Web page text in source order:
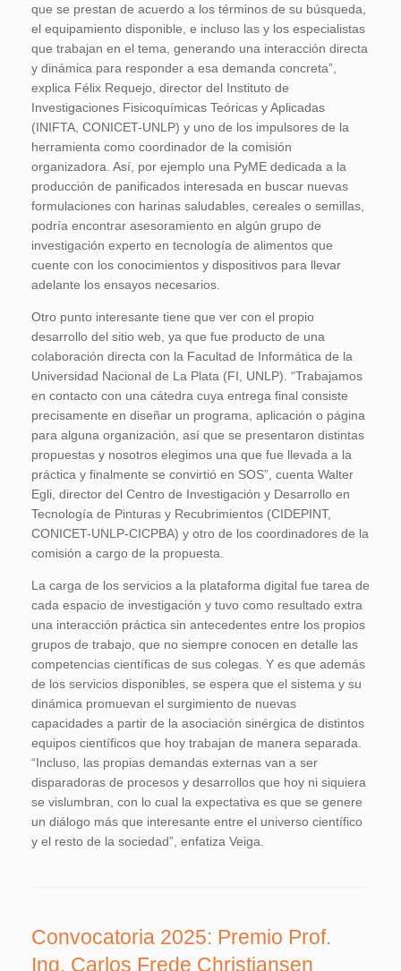
que se prestan de acuerdo a los términos de su búsqueda,
el equipamiento disponible, e incluso las y los especialistas
que trabajan en el tema, generando una interacción directa
y dinámica para responder a esa demanda concreta”,
explica Félix Requejo, director del Instituto de
Investigaciones Fisicoquímicas Teóricas y Aplicadas
(INIFTA, CONICET-UNLP) y uno de los impulsores de la
herramienta como coordinador de la comisión
organizadora. Así, por ejemplo una PyME dedicada a la
producción de panificados interesada en buscar nuevas
formulaciones con harinas saludables, cereales o semillas,
podría encontrar asesoramiento en algún grupo de
investigación experto en tecnología de alimentos que
cuente con los conocimientos y dispositivos para llevar
adelante los ensayos necesarios.
Otro punto interesante tiene que ver con el propio
desarrollo del sitio web, ya que fue producto de una
colaboración directa con la Facultad de Informática de la
Universidad Nacional de La Plata (FI, UNLP). “Trabajamos
en contacto con una cátedra cuya entrega final consiste
precisamente en diseñar un programa, aplicación o página
para alguna organización, así que se presentaron distintas
propuestas y nosotros elegimos una que fue llevada a la
práctica y finalmente se convirtió en SOS”, cuenta Walter
Egli, director del Centro de Investigación y Desarrollo en
Tecnología de Pinturas y Recubrimientos (CIDEPINT,
CONICET-UNLP-CICPBA) y otro de los coordinadores de la
comisión a cargo de la propuesta.
La carga de los servicios a la plataforma digital fue tarea de
cada espacio de investigación y tuvo como resultado extra
una interacción práctica sin antecedentes entre los propios
grupos de trabajo, que no siempre conocen en detalle las
competencias científicas de sus colegas. Y es que además
de los servicios disponibles, se espera que el sistema y su
dinámica promuevan el surgimiento de nuevas
capacidades a partir de la asociación sinérgica de distintos
equipos científicos que hoy trabajan de manera separada.
“Incluso, las propias demandas externas van a ser
disparadoras de procesos y desarrollos que hoy ni siquiera
se vislumbran, con lo cual la expectativa es que se genere
un diálogo más que interesante entre el universo científico
y el resto de la sociedad”, enfatiza Veiga.
Convocatoria 2025: Premio Prof.
Ing. Carlos Frede Christiansen